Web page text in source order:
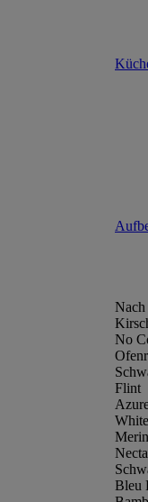
Nach
No
Flint
White
Bleu